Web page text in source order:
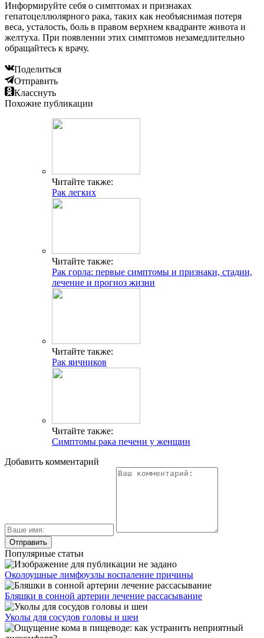
Информируйте себя о симптомах и признаках
гепатоцеллюлярного рака, таких как необъяснимая потеря
веса, усталость, боль в правом верхнем квадранте живота и
желтуха. При появлении этих симптомов незамедлительно
обращайтесь к врачу.
Поделиться
Отправить
Класснуть
Похожие публикации
Читайте также:
Рак легких
Читайте также:
Рак горла: первые симптомы и признаки, стадии,
лечение и прогноз жизни
Читайте также:
Рак яичников
Читайте также:
Симптомы рака печени у женщин
Добавить комментарий
Популярные статьи
Околоушные лимфоузлы воспаление причины
Бляшки в сонной артерии лечение рассасывание
Уколы для сосудов головы и шеи